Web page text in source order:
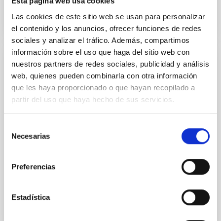
Las cookies de este sitio web se usan para personalizar
el contenido y los anuncios, ofrecer funciones de redes
sociales y analizar el tráfico. Además, compartimos
información sobre el uso que haga del sitio web con
nuestros partners de redes sociales, publicidad y análisis
web, quienes pueden combinarla con otra información
que les haya proporcionado o que hayan recopilado a
partir del uso que haya hecho de sus servicios.
Necesarias
Preferencias
Estadística
AGREEMENT
Concierto específico de colaboración entre
la Escuela de Arte Manolo Blahnik y el
El objeto del concierto específico de colaboración es
módulo profesional de FCT entre el centro docente
y...